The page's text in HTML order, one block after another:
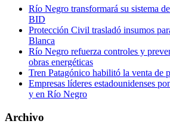
Río Negro transformará su sistema
BID
Protección Civil trasladó insumos
Blanca
Río Negro refuerza controles y
obras energéticas
Tren Patagónico habilitó la venta de
Empresas líderes estadounidenses
y en Río Negro
Archivo